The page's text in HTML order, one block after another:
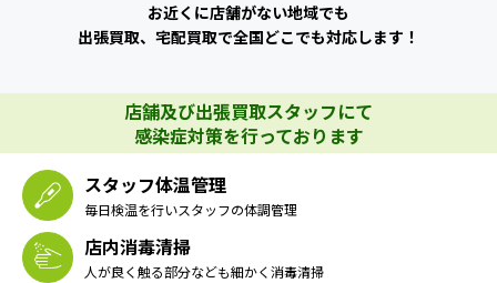
お近くに店舗がない地域でも
出張買取、宅配買取で全国どこでも対応します！
店舗及び出張買取スタッフにて
感染症対策を行っております
スタッフ体温管理
毎日検温を行いスタッフの体調管理
店内消毒清掃
人が良く触る部分なども細かく消毒清掃